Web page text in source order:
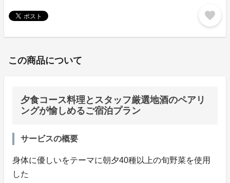
favorite
この商品について
夕食コース料理とスタッフ厳選地酒のペアリ
ングが愉しめるご宿泊プラン
サービスの概要
身体に優しいをテーマに朝夕40種以上の旬野菜を使用
した